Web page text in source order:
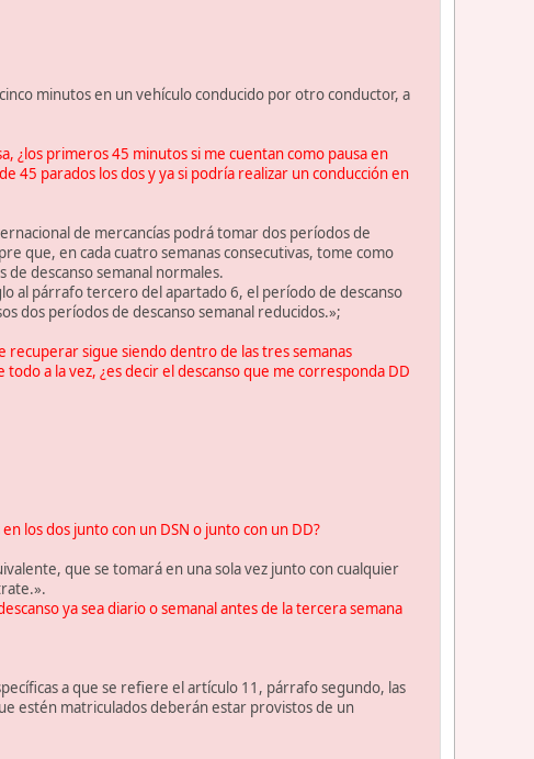
minutos en un vehículo conducido por otro conductor, a
¿los primeros 45 minutos si me cuentan como pausa en
45 parados los dos y ya si podría realizar un conducción en
de mercancías podrá tomar dos períodos de
que, en cada cuatro semanas consecutivas, tome como
descanso semanal normales.
al párrafo tercero del apartado 6, el período de descanso
dos períodos de descanso semanal reducidos.»;
recuperar sigue siendo dentro de las tres semanas
a la vez, ¿es decir el descanso que me corresponda DD
los dos junto con un DSN o junto con un DD?
que se tomará en una sola vez junto con cualquier
ya sea diario o semanal antes de la tercera semana
a que se refiere el artículo 11, párrafo segundo, las
estén matriculados deberán estar provistos de un